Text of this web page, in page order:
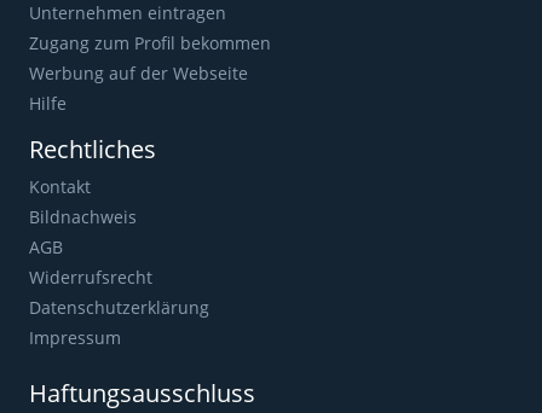
Unternehmen eintragen
Zugang zum Profil bekommen
Werbung auf der Webseite
Hilfe
Rechtliches
Kontakt
Bildnachweis
AGB
Widerrufsrecht
Datenschutzerklärung
Impressum
Haftungsausschluss